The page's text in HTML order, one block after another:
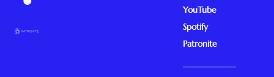
YouTube
Spotify
Patronite